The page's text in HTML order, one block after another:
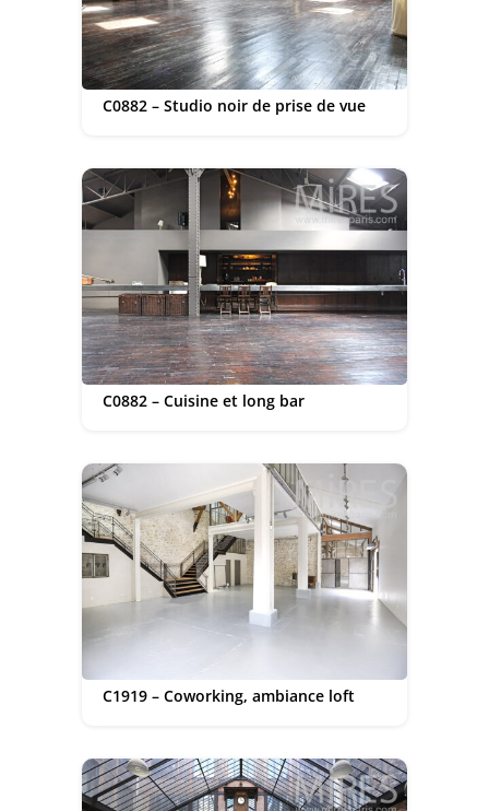
C0882 – Studio noir de prise de vue
C0882 – Cuisine et long bar
C1919 – Coworking, ambiance loft